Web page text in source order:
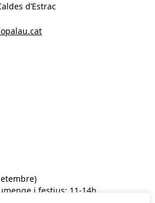
d’Estrac
i festius: 11-14h